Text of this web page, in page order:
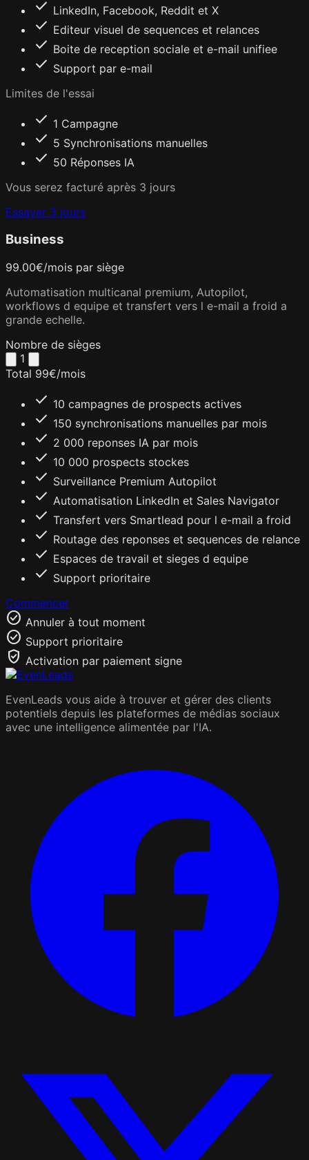
check LinkedIn, Facebook, Reddit et X
check Editeur visuel de sequences et relances
check Boite de reception sociale et e-mail unifiee
check Support par e-mail
Limites de l'essai
check 1 Campagne
check 5 Synchronisations manuelles
check 50 Réponses IA
Vous serez facturé après 3 jours
Essayer 3 jours
Business
99.00€/mois par siège
Automatisation multicanal premium, Autopilot,
workflows d equipe et transfert vers l e-mail a froid a
grande echelle.
Nombre de sièges
1
Total 99€/mois
check 10 campagnes de prospects actives
check 150 synchronisations manuelles par mois
check 2 000 reponses IA par mois
check 10 000 prospects stockes
check Surveillance Premium Autopilot
check Automatisation LinkedIn et Sales Navigator
check Transfert vers Smartlead pour l e-mail a froid
check Routage des reponses et sequences de relance
check Espaces de travail et sieges d equipe
check Support prioritaire
Commencer
check_circle Annuler à tout moment
check_circle Support prioritaire
verified_user Activation par paiement signe
EvenLeads vous aide à trouver et gérer des clients
potentiels depuis les plateformes de médias sociaux
avec une intelligence alimentée par l'IA.